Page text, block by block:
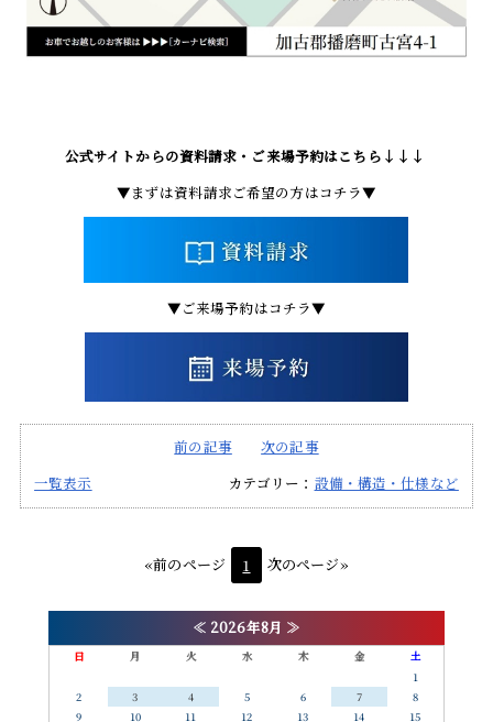
公式サイトからの資料請求・ご来場予約はこちら↓↓↓
▼まずは資料請求ご希望の方はコチラ▼
▼ご来場予約はコチラ▼
前の記事
次の記事
一覧表示
カテゴリー： 設備・構造・仕様など
«前のページ 1 次のページ»
≪ 2026年8月 ≫
日 月 火 水 木 金
土
1
2
3 4 5 6 7
8
9
10 11 12 13 14 15